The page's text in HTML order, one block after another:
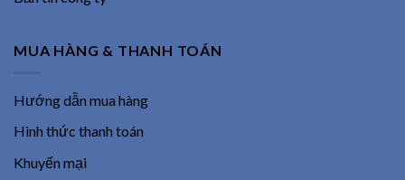
MUA HÀNG & THANH TOÁN
Hướng dẫn mua hàng
Hình thức thanh toán
Khuyến mại